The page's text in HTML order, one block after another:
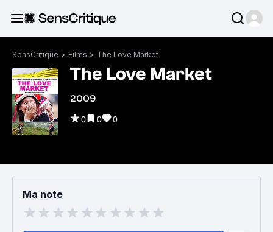
SensCritique > Films > The Love Market
The Love Market
2009
0 0 0
Ma note